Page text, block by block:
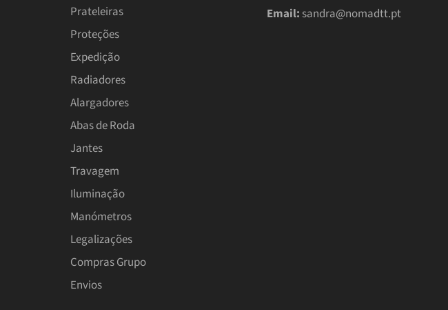
Prateleiras
Proteções
Expedição
Radiadores
Alargadores
Abas de Roda
Jantes
Travagem
Iluminação
Manómetros
Legalizações
Compras Grupo
Envios
Email: sandra@nomadtt.pt